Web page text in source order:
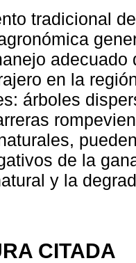
tradicional
en la
árboles
de la
y la
CITADA